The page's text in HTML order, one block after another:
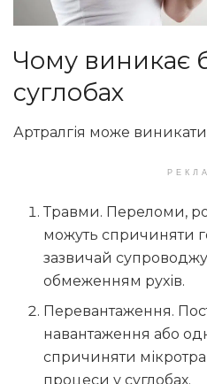
Чому виникає
суглобах
Артралгія може
Травми. Переломи,
можуть спричиняти
зазвичай
обмеженням рухів.
Перевантаження.
навантаження або
спричиняти
процеси у суглобах.